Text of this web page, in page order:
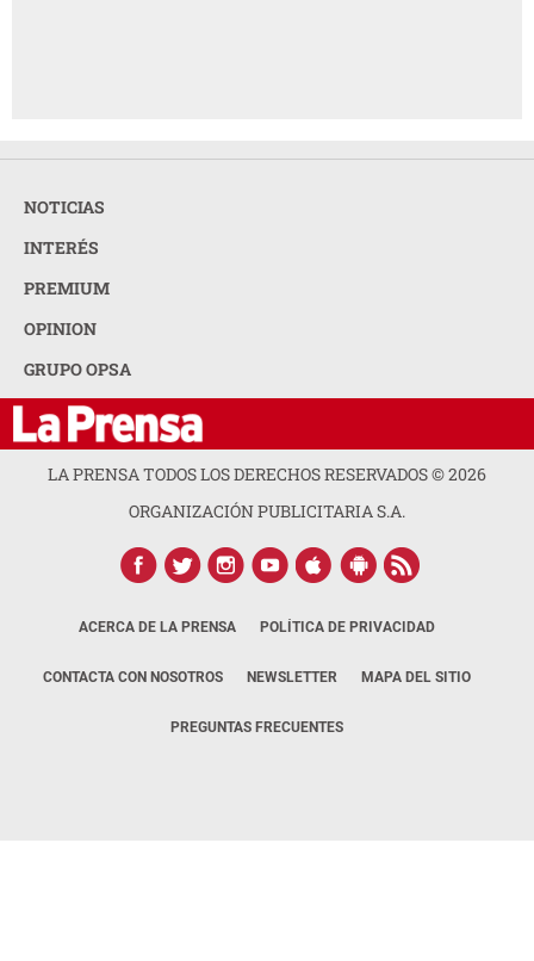
NOTICIAS
INTERÉS
PREMIUM
OPINION
GRUPO OPSA
LA PRENSA TODOS LOS DERECHOS RESERVADOS ©2026
ORGANIZACIÓN PUBLICITARIA S.A.
ACERCA DE LA PRENSA POLÍTICA DE PRIVACIDAD
CONTACTA CON NOSOTROS NEWSLETTER MAPA DEL SITIO
PREGUNTAS FRECUENTES